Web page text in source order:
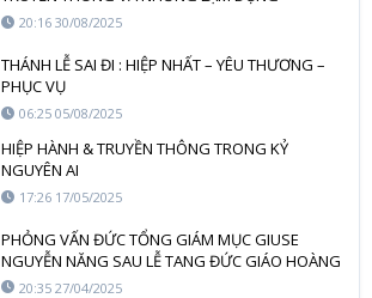
20:16 30/08/2025
THÁNH LỄ SAI ĐI : HIỆP NHẤT – YÊU THƯƠNG –
PHỤC VỤ
06:25 05/08/2025
HIỆP HÀNH & TRUYỀN THÔNG TRONG KỶ
NGUYÊN AI
17:26 17/05/2025
PHỎNG VẤN ĐỨC TỔNG GIÁM MỤC GIUSE
NGUYỄN NĂNG SAU LỄ TANG ĐỨC GIÁO HOÀNG
PHANXICÔ
20:35 27/04/2025